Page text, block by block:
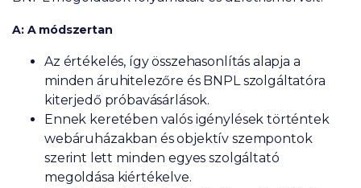
A: A módszertan
Az értékelés, így összehasonlítás alapja a
minden áruhitelezőre és BNPL szolgáltatóra
kiterjedő próbavásárlások.
Ennek keretében valós igénylések történtek
webáruházakban és objektív szempontok
szerint lett minden egyes szolgáltató
megoldása kiértékelve.